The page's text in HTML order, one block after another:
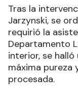
Tras la
Jarzynski, se
requirió la
Departamento
interior, se
máxima pureza
procesada.